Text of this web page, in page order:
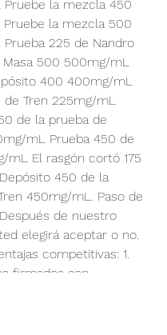
la mezcla 450
la mezcla 500
225 de Nandro
500 500mg/mL
400 400mg/mL
de Tren 225mg/mL
de la prueba de
mL Prueba 450 de
mL El rasgón cortó 175
450 de la
450mg/mL. Paso de
de nuestro
elegirá aceptar o no.
competitivas: 1.
firmados son